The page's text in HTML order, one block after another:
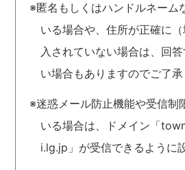
※匿名もしくはハンドルネーム
いる場合や、住所が正確に
入されていない場合は、回
い場合もありますのでご了承
※迷惑メール防止機能や受信制
いる場合は、ドメイン「
i.lg.jp」が受信できるように